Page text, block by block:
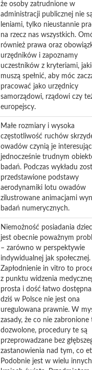
że osoby zatrudnione w
administracji publicznej nie
leniami, tylko nieustannie
na rzecz nas wszystkich.
również prawa oraz
urzędników i zapoznamy
uczestników z kryteriami,
muszą spełnić, aby móc
pracować jako urzędnicy
samorządowi, rządowi czy
europejscy.
Małe rozmiary i wysoka
częstotliwość ruchów
owadów czynią je
jednocześnie trudnym
badań. Podczas wykładu
przedstawione podstawy
aerodynamiki lotu owadów
zilustrowane animacjami
badań numerycznych.
Niemożność posiadania
jest obecnie poważnym
– zarówno w perspektywie
indywidualnej jak społecznej.
Zapłodnienie in vitro to
z punktu widzenia
prosta i dość łatwo
dziś w Polsce nie jest ona
uregulowana prawnie. W
zasady, że co nie zabronione
dozwolone, procedury te są
przeprowadzane bez
zastanowienia nad tym, co
Podobnie jest w wielu innych